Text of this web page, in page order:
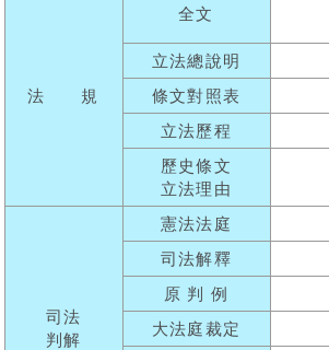
法 規
全文
立法總說明
條文對照表
立法歷程
歷史條文
立法理由
司法
判解
憲法法庭
司法解釋
原 判 例
大法庭裁定